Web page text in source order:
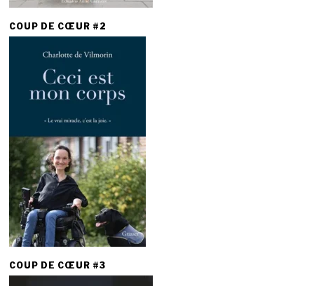
COUP DE CŒUR #2
COUP DE CŒUR #3